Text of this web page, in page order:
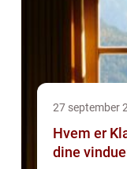
27 september
Hvem er
dine